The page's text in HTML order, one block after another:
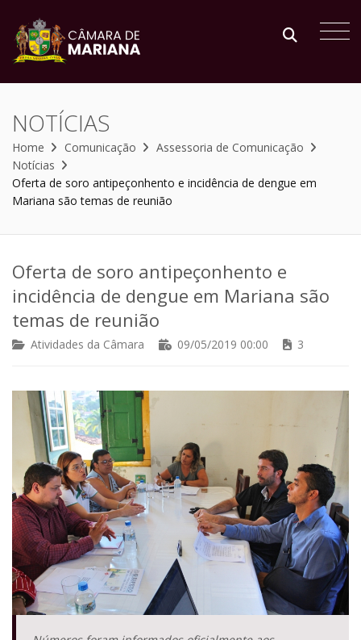
NOTÍCIAS
Home Comunicação
Assessoria de Comunicação
Notícias
Oferta de soro antipeçonhento e incidência de dengue em
Mariana são temas de reunião
Oferta de soro antipeçonhento e
incidência de dengue em Mariana são
temas de reunião
Atividades da Câmara 09/05/2019 00:00 3